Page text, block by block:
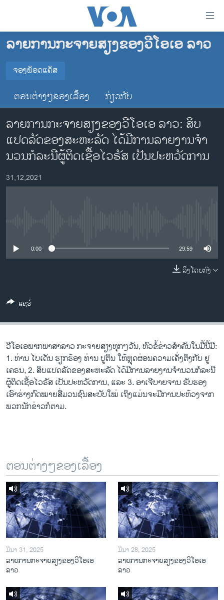
ເຂົ້າ
ຂ້າມ
ໄປ
ຊອກ
ຄົ້ນ
ໂຮມເພຈ
ລາວ
ອາເມຣິກາ
ການເລືອກຕັ້ງ ປະທານາທີບໍດີ ສະຫະລັດ 2024
ຂ່າວ​ຈີນ
ໂລກ
ເອເຊຍ
ອິດສະຫຼະພາບດ້ານການຂ່າວ
ທຸລະກິດ
ສຽງ
ລາຍການກະຈາຍສຽງ
ພາສາຕ່າງໆ
ລາຍການກະຈາຍສຽງຂອງວີໂອເອ ລາວ
ຈອງພັອດແຄັສ
ຈອງພັອດແຄັສ
YouTube
ຕອນຕ່າງໆຂອງເລື້ອງ ກ່ຽວກັບ
ລາຍການກະຈາຍສຽງຂອງວີໂອເອ ລາວ: ສິບ
ແປດລັດຂອງສະຫະລັດ ໄດ້ມີການລາຍງານຈໍາ
ນວນກໍລະນີຜູ້ຕິດເຊື້ອໄວຣັສ ເປັນປະຫວັດການ
31,12,2021
0:00 29:59
ລິງໂດຍກົງ
ແຊຣ໌
ວີ​ໂອ​ເອພາກ​ພາສາ​ລາວ​ ກະຈາຍສຽງ​ທຸກໆ​ວັນ, ຫົວຂໍ້ຂ່າວສໍາຄັນໃນມື້ນີ້ມີ:
1. ທ່ານ ໄບເດັນ ຮຽກຮ້ອງ ທ່ານ ປູຕິນ ໃຫ້ຫຼຸດຜ່ອນຄວາມເຄັ່ງຕຶງກັບ ຢູ
ເຄຣນ, 2. ສິບແປດລັດຂອງສະຫະລັດ ໄດ້ມີການລາຍງານຈໍານວນກໍລະນີ
ຜູ້ຕິດເຊື້ອໄວຣັສ ເປັນປະຫວັດການ, ແລະ 3. ອາເຈີບາຍຈານ ຮັບຮອງ
ເອົາຮ່າງກົດໝາຍສື່ມວນຊົນສະບັບໃໝ່ ເຖິງແມ່ນຈະມີການປະທ້ວງຈາກ
ພວກນັກຂ່າວກໍຕາມ.
ຕອນຕ່າງໆຂອງເລື້ອງ
ມີນາ 31, 2025
ລາຍການກະຈາຍສຽງຂອງວີໂອເອ
ລາວ
ມີນາ 28, 2025
ລາຍການກະຈາຍສຽງຂອງວີໂອເອ
ລາວ